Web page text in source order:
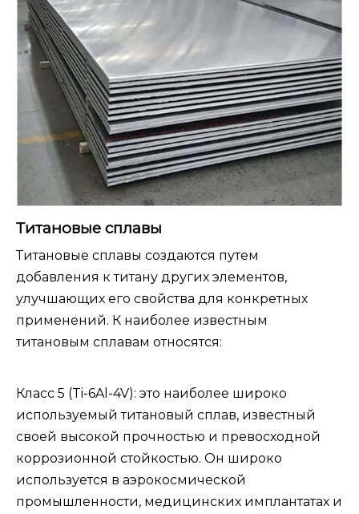
Титановые сплавы
Титановые сплавы создаются путем
добавления к титану других элементов,
улучшающих его свойства для конкретных
применений. К наиболее известным
титановым сплавам относятся:
Класс 5 (Ti-6Al-4V): это наиболее широко
используемый титановый сплав, известный
своей высокой прочностью и превосходной
коррозионной стойкостью. Он широко
используется в аэрокосмической
промышленности, медицинских имплантатах и